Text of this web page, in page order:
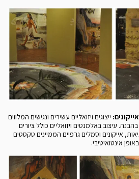
ייצוגים ויזואליים עשירים ונגישים המלווים
עיצוב באלמנטים ויזואליים כולל ציורים
אייקונים וסמלים גרפיים הממיינים טקסטים
אינטואיטיבי.